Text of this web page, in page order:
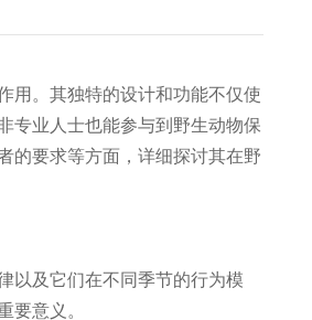
用。其独特的设计和功能不仅使
专业人士也能参与到野生动物保
的要求等方面，详细探讨其在野
以及它们在不同季节的行为模
要意义。